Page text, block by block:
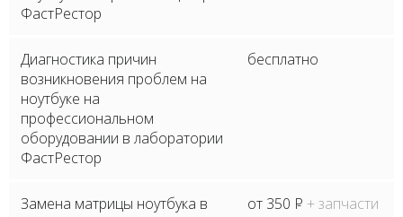
ФастРестор
Диагностика причин
возникновения проблем на
ноутбуке на
профессиональном
оборудовании в лаборатории
ФастРестор
бесплатно
Замена матрицы ноутбука в
от 350 P + запчасти